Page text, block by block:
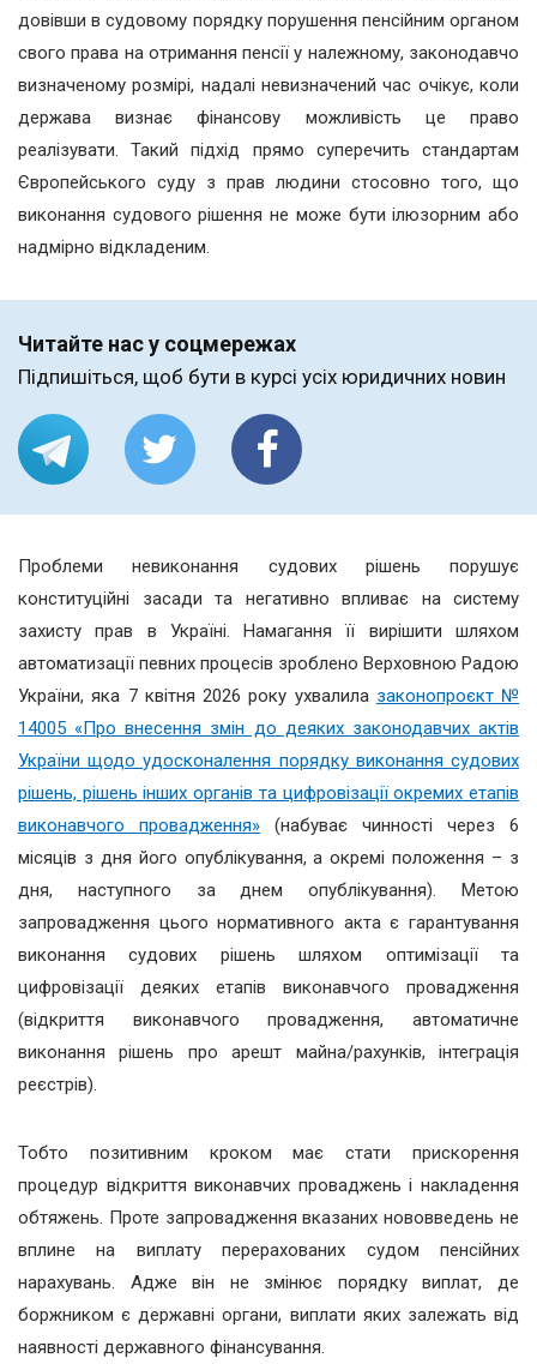
довівши в судовому порядку порушення пенсійним органом
свого права на отримання пенсії у належному, законодавчо
визначеному розмірі, надалі невизначений час очікує, коли
держава визнає фінансову можливість це право
реалізувати. Такий підхід прямо суперечить стандартам
Європейського суду з прав людини стосовно того, що
виконання судового рішення не може бути ілюзорним або
надмірно відкладеним.
Читайте нас у соцмережах
Підпишіться, щоб бути в курсі усіх юридичних новин
Проблеми невиконання судових рішень порушує
конституційні засади та негативно впливає на систему
захисту прав в Україні. Намагання її вирішити шляхом
автоматизації певних процесів зроблено Верховною Радою
України, яка 7 квітня 2026 року ухвалила законопроєкт №
14005 «Про внесення змін до деяких законодавчих актів
України щодо удосконалення порядку виконання судових
рішень, рішень інших органів та цифровізації окремих етапів
виконавчого провадження» (набуває чинності через 6
місяців з дня його опублікування, а окремі положення – з
дня, наступного за днем опублікування). Метою
запровадження цього нормативного акта є гарантування
виконання судових рішень шляхом оптимізації та
цифровізації деяких етапів виконавчого провадження
(відкриття виконавчого провадження, автоматичне
виконання рішень про арешт майна/рахунків, інтеграція
реєстрів).
Тобто позитивним кроком має стати прискорення
процедур відкриття виконавчих проваджень і накладення
обтяжень. Проте запровадження вказаних нововведень не
вплине на виплату перерахованих судом пенсійних
нарахувань. Адже він не змінює порядку виплат, де
боржником є державні органи, виплати яких залежать від
наявності державного фінансування.